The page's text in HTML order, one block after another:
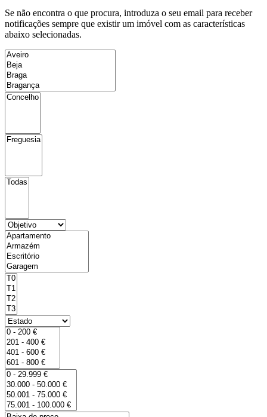
Se não encontra o que procura, introduza o seu email para receber
notificações sempre que existir um imóvel com as características
abaixo selecionadas.